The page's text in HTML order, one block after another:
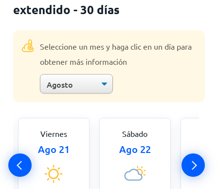
extendido - 30 días
Seleccione un mes y haga clic en un día para
obtener más información
Viernes
Ago 21
Sábado
Ago 22